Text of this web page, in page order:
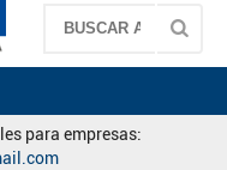
para empresas: